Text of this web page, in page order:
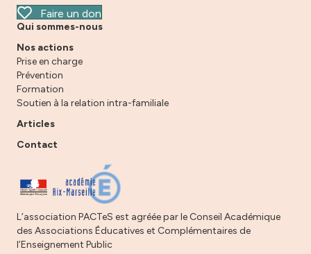
Faire un don
Qui sommes-nous
Nos actions
Prise en charge
Prévention
Formation
Soutien à la relation intra-familiale
Articles
Contact
L’association PACTeS est agréée par le Conseil Académique
des Associations Éducatives et Complémentaires de
l’Enseignement Public